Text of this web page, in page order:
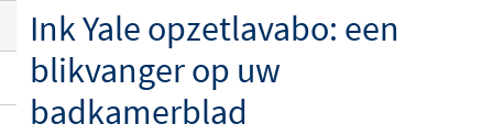
Ink Yale opzetlavabo: een
blikvanger op uw
badkamerblad